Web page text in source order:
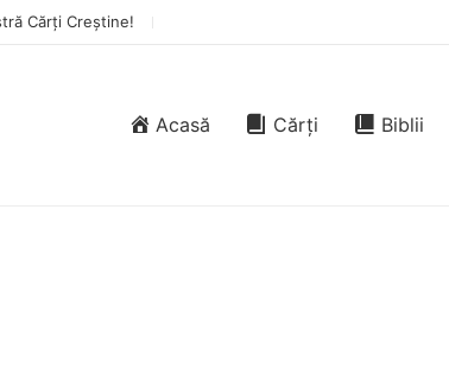
Cărți Creștine!
Acasă Cărți Biblii